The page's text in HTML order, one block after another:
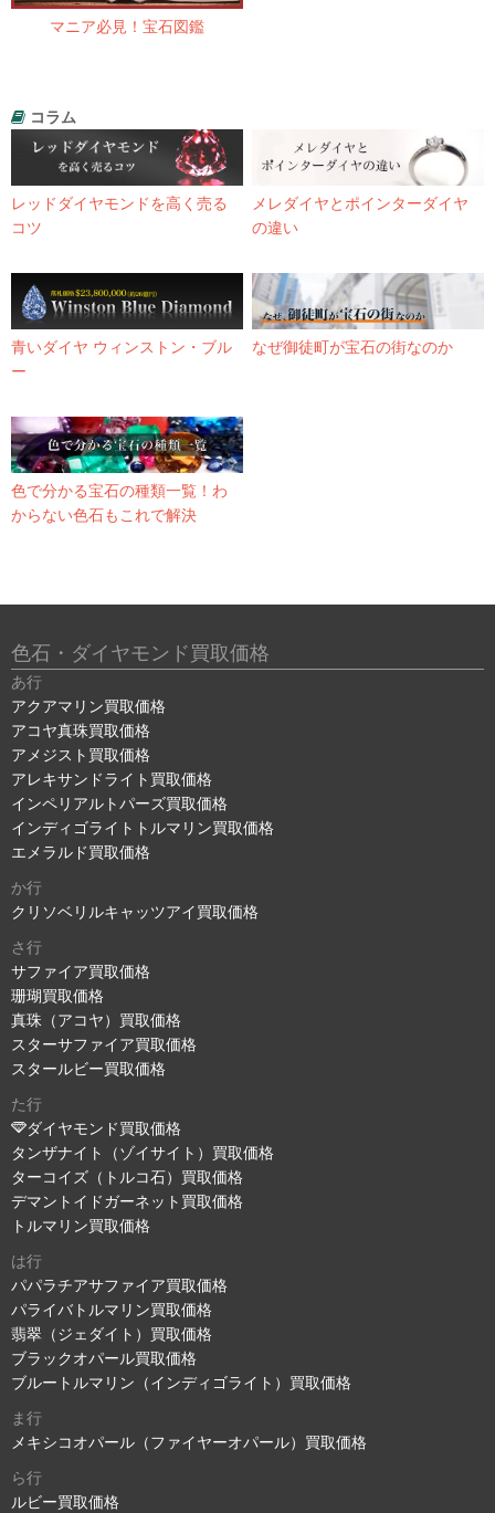
マニア必見！宝石図鑑
コラム
レッドダイヤモンドを高く売る
コツ
メレダイヤとポインターダイヤ
の違い
青いダイヤ ウィンストン・ブル
ー
なぜ御徒町が宝石の街なのか
色で分かる宝石の種類一覧！わ
からない色石もこれで解決
色石・ダイヤモンド買取価格
あ行
アクアマリン買取価格
アコヤ真珠買取価格
アメジスト買取価格
アレキサンドライト買取価格
インペリアルトパーズ買取価格
インディゴライトトルマリン買取価格
エメラルド買取価格
か行
クリソベリルキャッツアイ買取価格
さ行
サファイア買取価格
珊瑚買取価格
真珠（アコヤ）買取価格
スターサファイア買取価格
スタールビー買取価格
た行
ダイヤモンド買取価格
タンザナイト（ゾイサイト）買取価格
ターコイズ（トルコ石）買取価格
デマントイドガーネット買取価格
トルマリン買取価格
は行
パパラチアサファイア買取価格
パライバトルマリン買取価格
翡翠（ジェダイト）買取価格
ブラックオパール買取価格
ブルートルマリン（インディゴライト）買取価格
ま行
メキシコオパール（ファイヤーオパール）買取価格
ら行
ルビー買取価格